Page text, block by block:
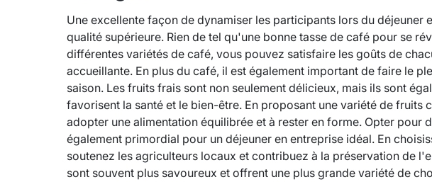
Une excellente façon de dynamiser les participants lors du déjeuner
qualité supérieure. Rien de tel qu'une bonne tasse de café pour se
différentes variétés de café, vous pouvez satisfaire les goûts de
accueillante. En plus du café, il est également important de faire le
saison. Les fruits frais sont non seulement délicieux, mais ils sont
favorisent la santé et le bien-être. En proposant une variété de fruits
adopter une alimentation équilibrée et à rester en forme. Opter pour
également primordial pour un déjeuner en entreprise idéal. En
soutenez les agriculteurs locaux et contribuez à la préservation de
sont souvent plus savoureux et offrent une plus grande variété de